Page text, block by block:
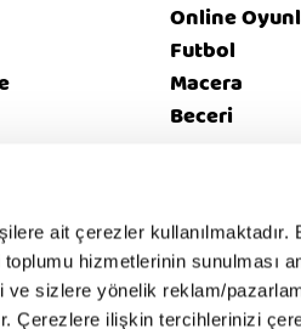
ait çerezler kullanılmaktadır.
hizmetlerinin sunulması
ve sizlere yönelik reklam/
Çerezlere ilişkin tercihlerinizi
Online
Futbol
Macera
Beceri
EBülten SSS